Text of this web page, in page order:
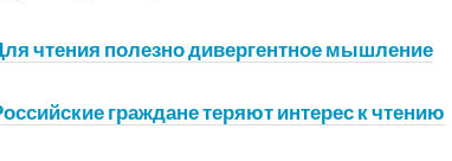
чтения полезно дивергентное мышление
граждане теряют интерес к чтению